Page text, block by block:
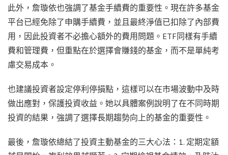
此外，詹璇依也強調了基金手續費的重要性。現在許多基金
平台已經免除了申購手續費，並且最終淨值已扣除了內部費
用，因此投資者不必擔心額外的費用問題。ETF同樣有手續
費和管理費，但重點在於選擇會賺錢的基金，而不是單純考
慮交易成本。
也建議投資者設定停利停損點，這樣可以在市場波動中及時
做出應對，保護投資收益。她以具體案例說明了在不同時期
投資的結果，強調了選擇長期趨勢向上的基金的重要性。
最後，詹璇依總結了投資主動基金的三大心法：1. 定期定額